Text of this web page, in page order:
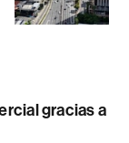
gracias a